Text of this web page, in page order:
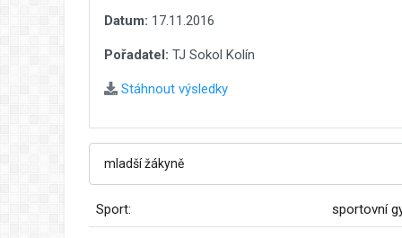
Datum: 17.11.2016
Pořadatel: TJ Sokol Kolín
Stáhnout výsledky
Sport: sportovní